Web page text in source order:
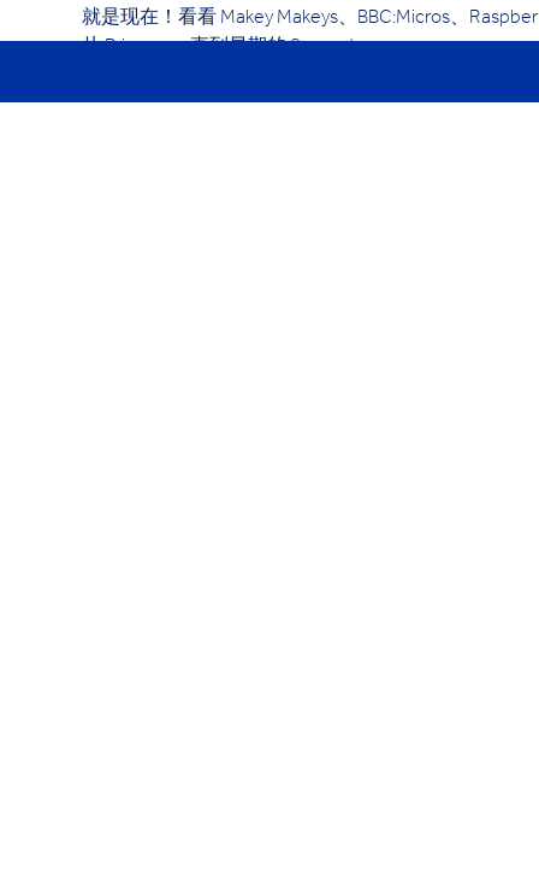
就是现在！看看 Makey Makeys、BBC:Micros、